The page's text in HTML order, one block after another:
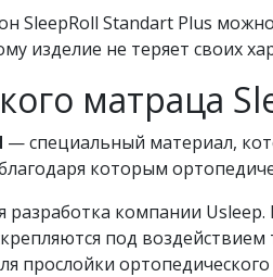
SleepRoll Standart Plus
изделие не теряет своих
матраца
— специальный материал,
которым
разработка компании
под
прослойки